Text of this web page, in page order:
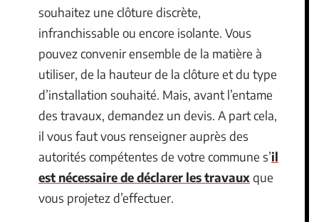
souhaitez une clôture discrète,
infranchissable ou encore isolante. Vous
pouvez convenir ensemble de la matière à
utiliser, de la hauteur de la clôture et du type
d’installation souhaité. Mais, avant l’entame
des travaux, demandez un devis. A part cela,
il vous faut vous renseigner auprès des
autorités compétentes de votre commune s’il
est nécessaire de déclarer les travauxque
vous projetez d’effectuer.